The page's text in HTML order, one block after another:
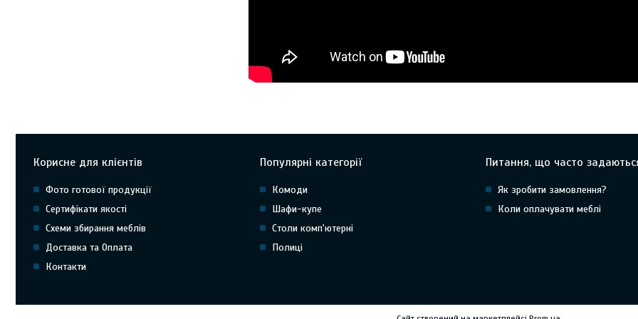
Корисне для клієнтів
Фото готової продукції
Сертифікати якості
Схеми збирання меблів
Доставка та Оплата
Контакти
Популярні категорії
Комоди
Шафи-купе
Столи комп'ютерні
Полиці
Питання, що часто
Як зробити замовлення?
Коли оплачувати меблі